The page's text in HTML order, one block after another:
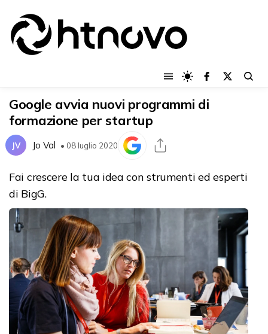
Google avvia nuovi programmi di
formazione per startup
JV Jo Val • 08 luglio 2020
Fai crescere la tua idea con strumenti ed esperti
di BigG.